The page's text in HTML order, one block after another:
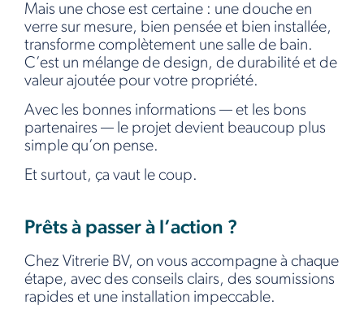
Mais une chose est certaine : une douche en
verre sur mesure, bien pensée et bien installée,
transforme complètement une salle de bain.
C’est un mélange de design, de durabilité et de
valeur ajoutée pour votre propriété.
Avec les bonnes informations — et les bons
partenaires — le projet devient beaucoup plus
simple qu’on pense.
Et surtout, ça vaut le coup.
Prêts à passer à l’action ?
Chez Vitrerie BV, on vous accompagne à chaque
étape, avec des conseils clairs, des soumissions
rapides et une installation impeccable.